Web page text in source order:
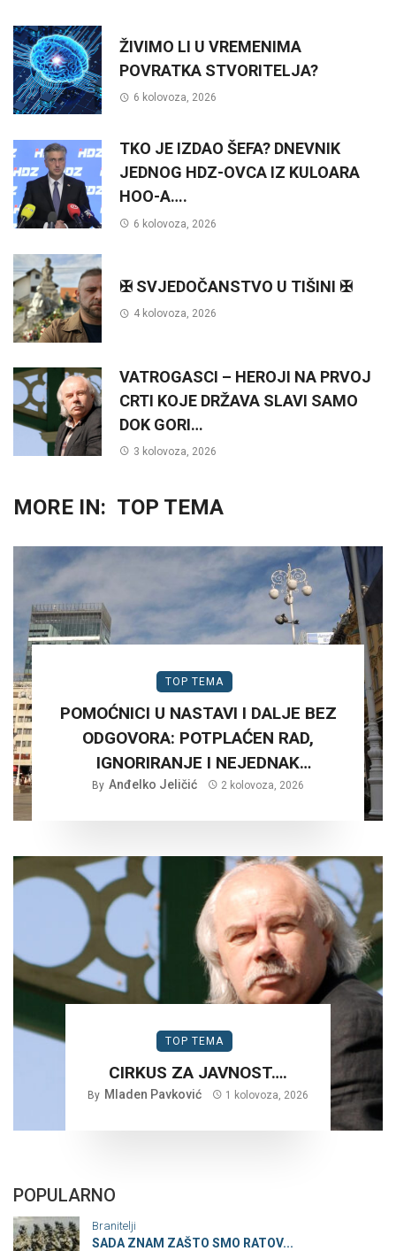
ŽIVIMO LI U VREMENIMA
POVRATKA STVORITELJA?
6 kolovoza, 2026
TKO JE IZDAO ŠEFA? DNEVNIK
JEDNOG HDZ-OVCA IZ KULOARA
HOO-A….
6 kolovoza, 2026
✠ SVJEDOČANSTVO U TIŠINI ✠
4 kolovoza, 2026
VATROGASCI – HEROJI NA PRVOJ
CRTI KOJE DRŽAVA SLAVI SAMO
DOK GORI…
3 kolovoza, 2026
MORE IN: TOP TEMA
TOP TEMA
POMOĆNICI U NASTAVI I DALJE BEZ
ODGOVORA: POTPLAĆEN RAD,
IGNORIRANJE I NEJEDNAK
TRETMAN…
By Anđelko Jeličić 2 kolovoza, 2026
TOP TEMA
CIRKUS ZA JAVNOST….
By Mladen Pavković 1 kolovoza, 2026
POPULARNO
Branitelji
SADA ZNAM ZAŠTO SMO RATOV...